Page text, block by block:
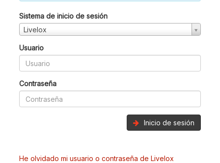
Sistema de inicio de sesión
Livelox
Usuario
Contraseña
Inicio de sesión
He olvidado mi usuario o contraseña de Livelox